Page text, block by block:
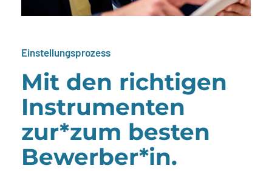
Einstellungsprozess
Mit den richtigen
Instrumenten
zur*zum besten
Bewerber*in.